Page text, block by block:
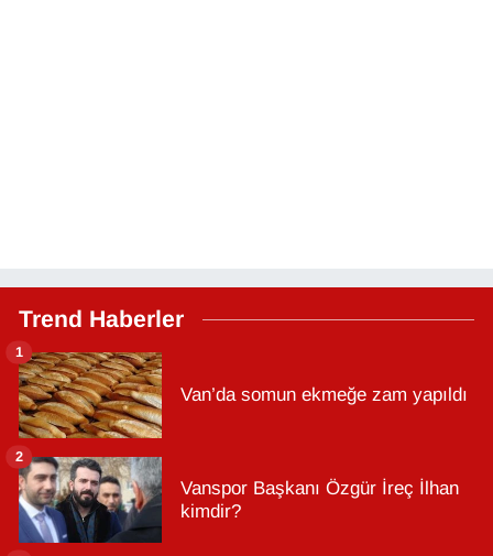
Trend Haberler
Van’da somun ekmeğe zam yapıldı
1
Vanspor Başkanı Özgür İreç İlhan
kimdir?
2